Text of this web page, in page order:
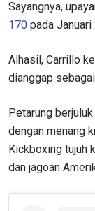
Sayangnya,
170 pada Januari
Alhasil, Carrillo
dianggap
Petarung
dengan menang
Kickboxing tujuh
dan jagoan